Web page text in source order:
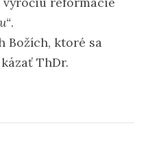
.
Božích, ktoré sa
ThDr.